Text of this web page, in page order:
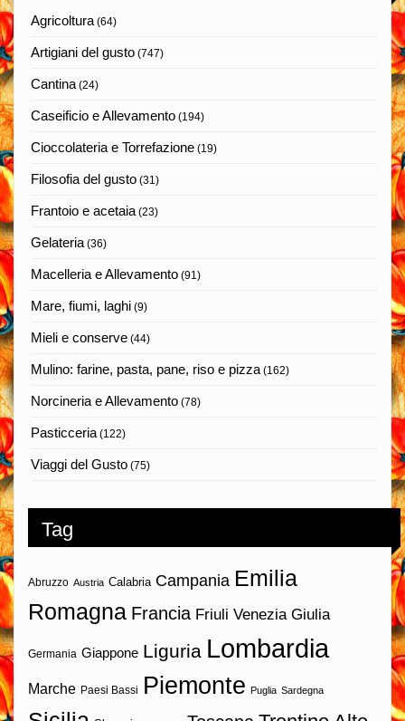
Agricoltura(64)
Artigiani del gusto (747)
Cantina(24)
Caseificio e Allevamento (194)
Cioccolateria e Torrefazione (19)
Filosofia del gusto (31)
Frantoio e acetaia(23)
Gelateria(36)
Macelleria e Allevamento (91)
Mare, fiumi, laghi (9)
Mieli e conserve (44)
Mulino: farine, pasta, pane, riso e pizza(162)
Norcineria e Allevamento (78)
Pasticceria(122)
Viaggi del Gusto (75)
Tag
Abruzzo Austria Calabria Campania Emilia
Romagna Francia Friuli Venezia Giulia
Germania Giappone Liguria Lombardia
Marche Paesi Bassi Piemonte Puglia Sardegna